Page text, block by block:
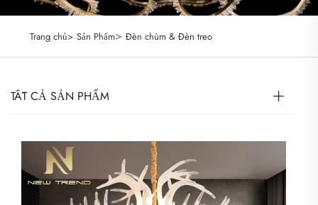
Trang chủ> Sản Phẩm> Đèn chùm & Đèn treo
TẤT CẢ SẢN PHẨM